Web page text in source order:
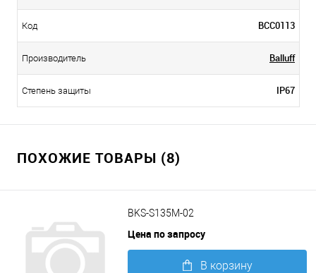
Код BCC0113
Производитель Balluff
Степень защиты IP67
ПОХОЖИЕ ТОВАРЫ (8)
BKS-S135M-02
Цена по запросу
В корзину